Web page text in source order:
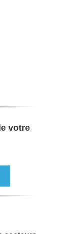
votre